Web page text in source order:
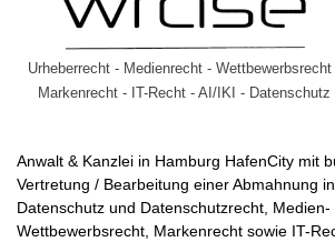
Urheberrecht - Medienrecht - Wettbewerbsrecht
Markenrecht - IT-Recht - AI/IKI - Datenschutz
Anwalt & Kanzlei in Hamburg HafenCity mit
Vertretung / Bearbeitung einer Abmahnung
Datenschutz und Datenschutzrecht,
Wettbewerbsrecht, Markenrecht sowie IT-